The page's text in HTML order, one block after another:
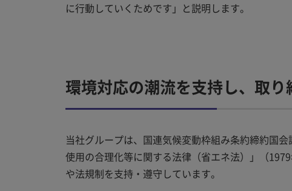
に行動していくためです」と説明します。
環境対応の潮流を支持し、取
当社グループは、国連気候変動枠組み条約締約国
使用の合理化等に関する法律（省エネ法）」（
や法規制を支持・遵守しています。